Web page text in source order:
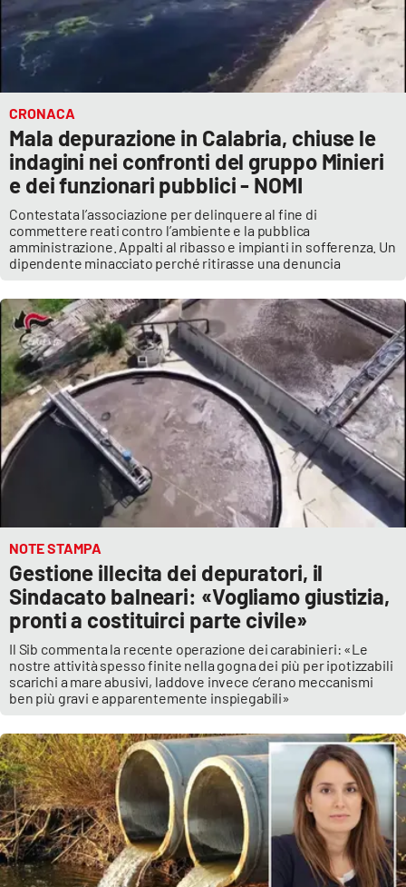
CRONACA
Mala depurazione in Calabria, chiuse le
indagini nei confronti del gruppo Minieri
e dei funzionari pubblici - NOMI
Contestata l’associazione per delinquere al fine di
commettere reati contro l’ambiente e la pubblica
amministrazione. Appalti al ribasso e impianti in sofferenza. Un
dipendente minacciato perché ritirasse una denuncia
NOTE STAMPA
Gestione illecita dei depuratori, il
Sindacato balneari: «Vogliamo giustizia,
pronti a costituirci parte civile»
Il Sib commenta la recente operazione dei carabinieri: «Le
nostre attività spesso finite nella gogna dei più per ipotizzabili
scarichi a mare abusivi, laddove invece c’erano meccanismi
ben più gravi e apparentemente inspiegabili»